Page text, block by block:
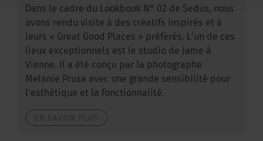
Dans le cadre du Lookbook N° 02 de Sedus, nous
avons rendu visite à des créatifs inspirés et à
leurs « Great Good Places » préférés. L’un de ces
lieux exceptionnels est le studio de Jame à
Vienne. Il a été conçu par la photographe
Melanie Prusa avec une grande sensibilité pour
l’esthétique et la fonctionnalité.